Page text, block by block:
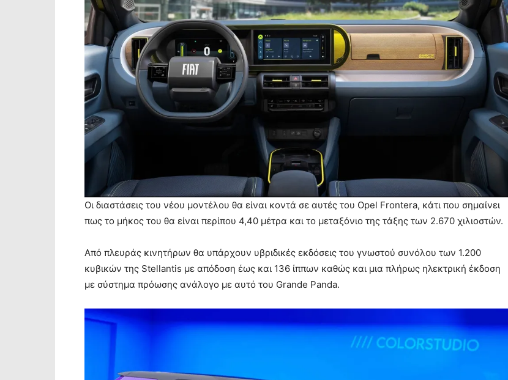
Οι διαστάσεις του νέου μοντέλου θα είναι κοντά σε αυτές του Opel Frontera, κάτι που σημαίνει
πως το μήκος του θα είναι περίπου 4,40 μέτρα και το μεταξόνιο της τάξης των 2.670 χιλιοστών.
Από πλευράς κινητήρων θα υπάρχουν υβριδικές εκδόσεις του γνωστού συνόλου των 1.200
κυβικών της Stellantis με απόδοση έως και 136 ίππων καθώς και μια πλήρως ηλεκτρική έκδοση
με σύστημα πρόωσης ανάλογο με αυτό του Grande Panda.